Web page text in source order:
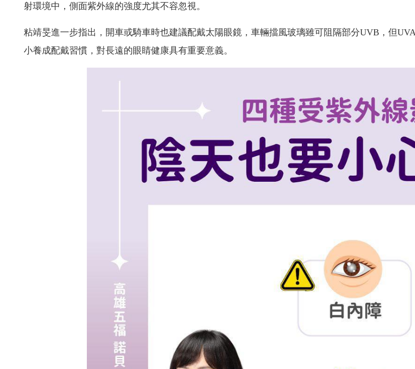
射環境中，側面紫外線的強度尤其不容忽視。
粘靖旻進一步指出，開車或騎車時也建議配戴太陽眼鏡，車輛擋風玻璃雖可阻隔部分UVB，但
小養成配戴習慣，對長遠的眼睛健康具有重要意義。